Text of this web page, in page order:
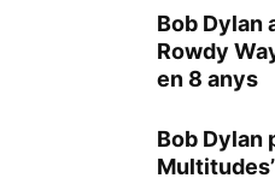
Bob Dylan
Rowdy
en 8 anys
Bob Dylan
Multitudes’